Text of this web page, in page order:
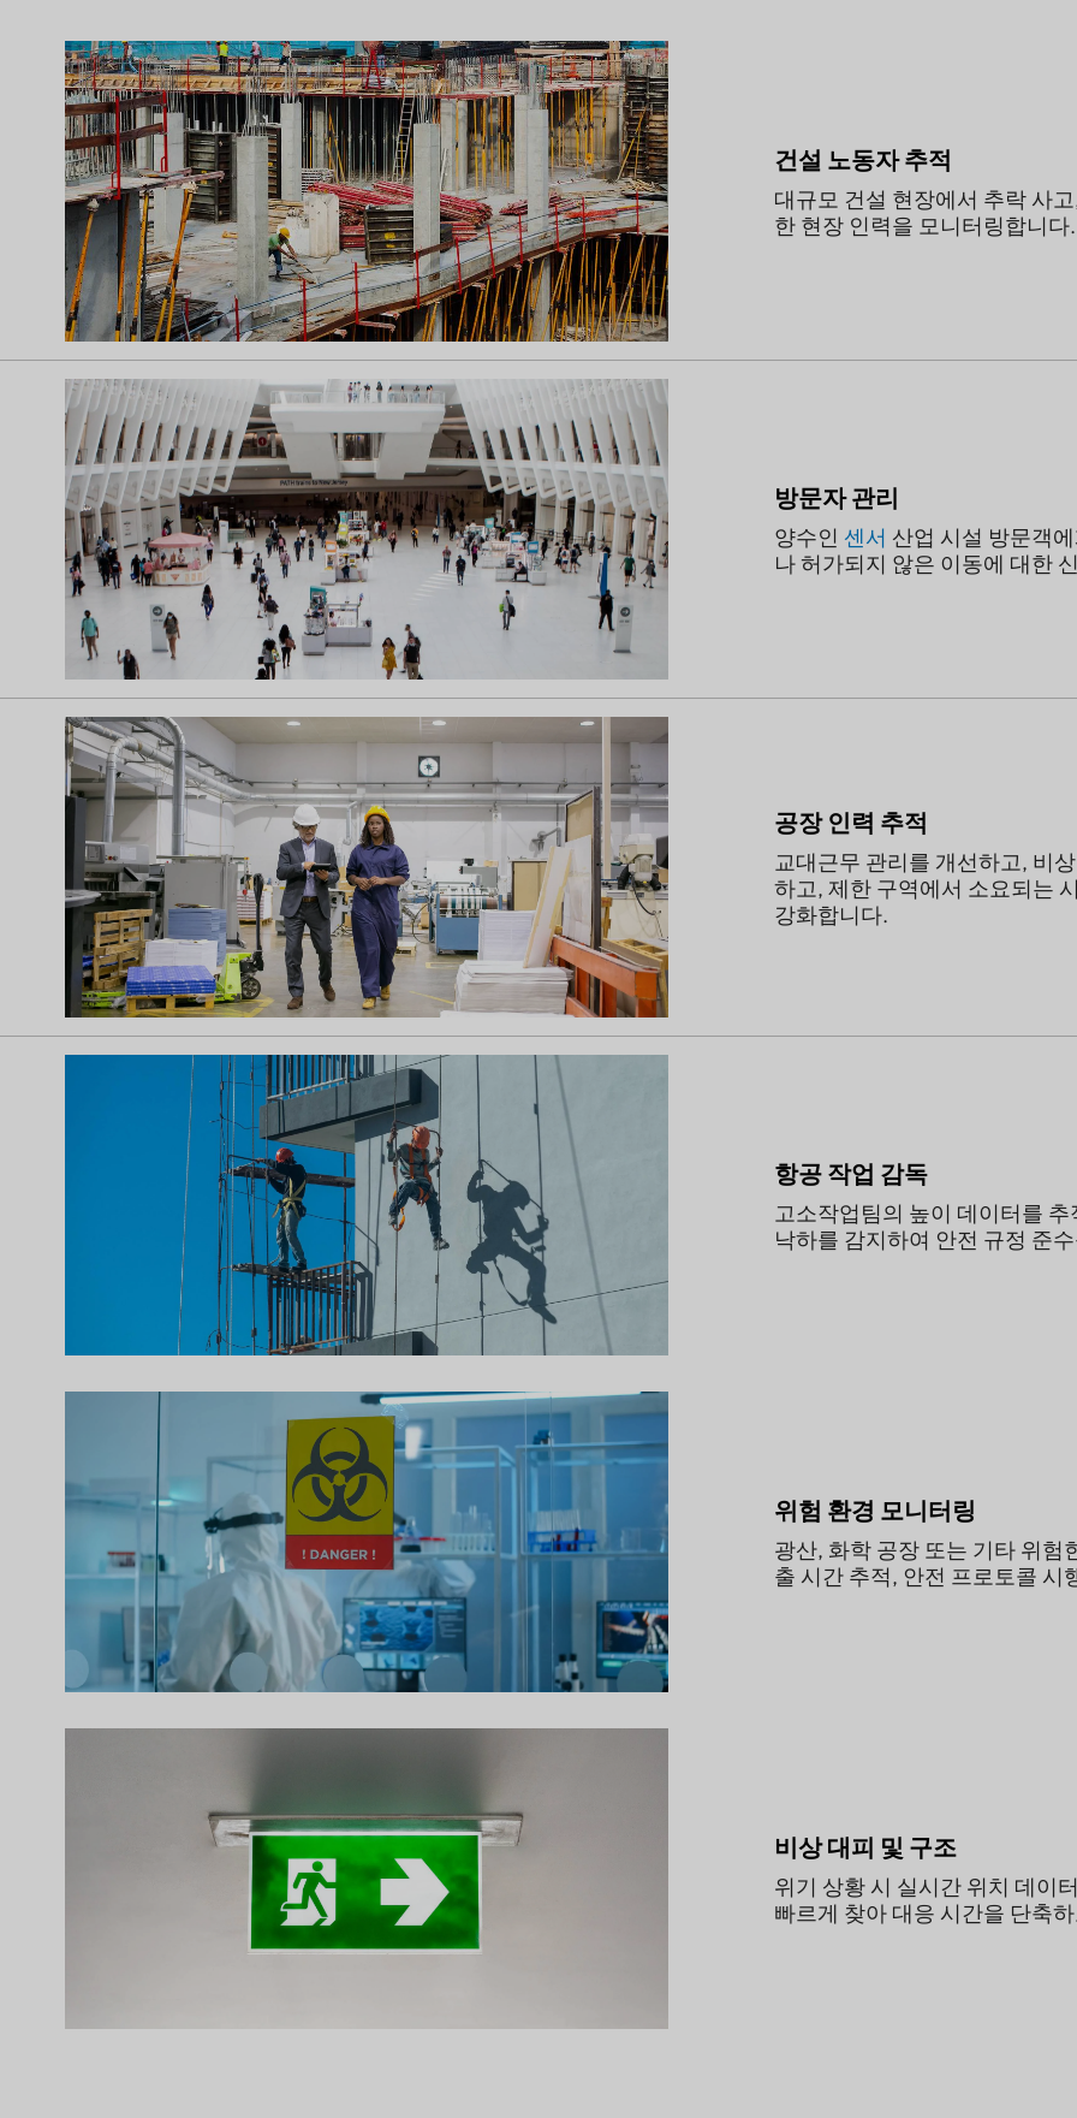
건설 노동자 추적
대규모 건설 현장에서 추락 사
한 현장 인력을 모니터링합니다.
방문자 관리
양수인 센서 산업 시설 방문객
나 허가되지 않은 이동에 대한
공장 인력 추적
교대근무 관리를 개선하고, 비
하고, 제한 구역에서 소요되는
강화합니다.
항공 작업 감독
고소작업팀의 높이 데이터를
낙하를 감지하여 안전 규정 준
위험 환경 모니터링
광산, 화학 공장 또는 기타 위험
출 시간 추적, 안전 프로토콜 시
비상 대피 및 구조
위기 상황 시 실시간 위치 데이
빠르게 찾아 대응 시간을 단축